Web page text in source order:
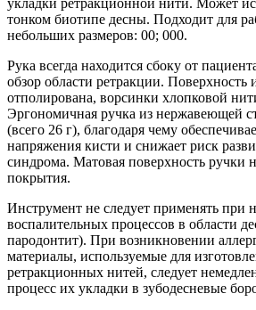
укладки ретракционной нити. Может
тонком биотипе десны. Подходит для
небольших размеров: 00; 000.
Рука всегда находится сбоку от
обзор области ретракции. Поверхность
отполирована, ворсинки хлопковой
Эргономичная ручка из нержавеющей
(всего 26 г), благодаря чему
напряжения кисти и снижает риск
синдрома. Матовая поверхность ручки
покрытия.
Инструмент не следует применять при
воспалительных процессов в области
пародонтит). При возникновении
материалы, используемые для
ретракционных нитей, следует
процесс их укладки в зубодесневые